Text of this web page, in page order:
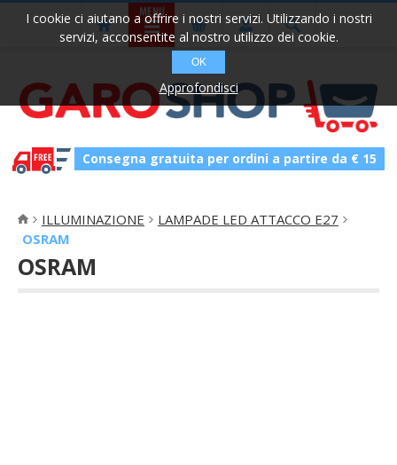
Consegna gratuita per ordini a partire da € 15
ILLUMINAZIONE
LAMPADE LED ATTACCO E27
OSRAM
OSRAM
I cookie ci aiutano a offrire i nostri servizi. Utilizzando i nostri
servizi, acconsentite al nostro utilizzo dei cookie.
OK
Approfondisci